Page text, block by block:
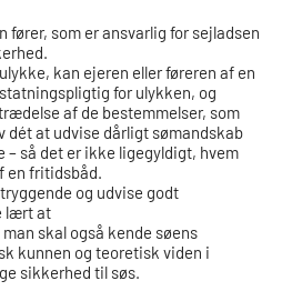
fører, som er ansvarlig for sejladsen
kan ejeren eller føreren af en
for ulykken, og
af de bestemmelser, som
dét at udvise dårligt sømandskab
så det er ikke ligegyldigt, hvem
en fritidsbåd.
og udvise godt
lært at
skal også kende søens
kunnen og teoretisk viden i
sikkerhed til søs.